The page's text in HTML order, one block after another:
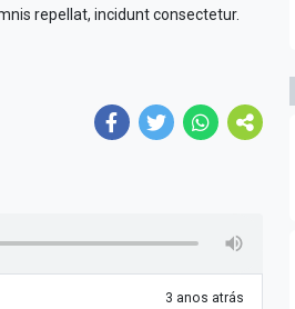
repellat, incidunt consectetur.
3 anos atrás